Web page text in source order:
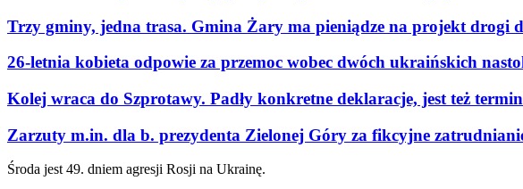
Trzy gminy, jedna trasa. Gmina Żary ma pieniądze na projekt drogi
26-letnia kobieta odpowie za przemoc wobec dwóch ukraińskich
Kolej wraca do Szprotawy. Padły konkretne deklaracje, jest też
Zarzuty m.in. dla b. prezydenta Zielonej Góry za fikcyjne
Środa jest 49. dniem agresji Rosji na Ukrainę.